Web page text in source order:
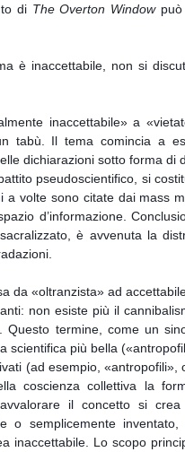
di The Overton Window può
è inaccettabile, non si
inaccettabile» a
tabù. Il tema comincia a
dichiarazioni sotto forma di
pseudoscientifico, si
volte sono citate dai mass
d’informazione.
è avvenuta la
da «oltranzista» ad
non esiste più il
Questo termine, come un
scientifica più bella
(ad esempio, «antropofili»,
coscienza collettiva la
il concetto si crea
o semplicemente inventato,
inaccettabile. Lo scopo